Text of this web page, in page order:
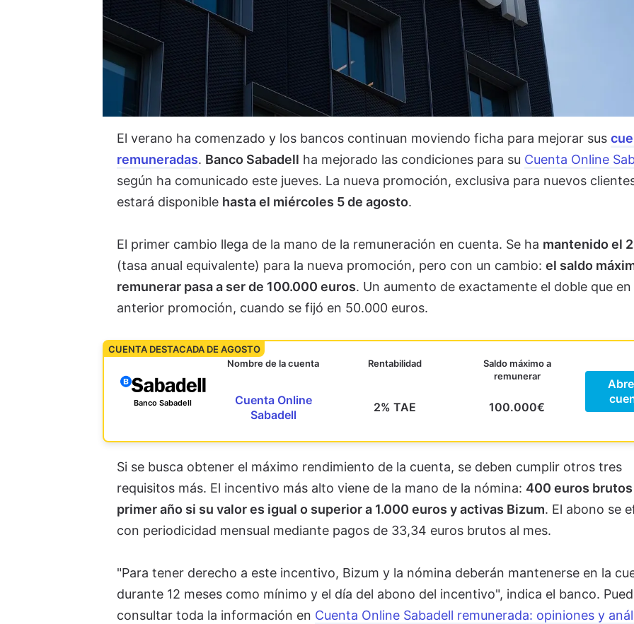
El verano ha comenzado y los bancos continuan moviendo ficha para mejorar sus
remuneradas. Banco Sabadell ha mejorado las condiciones para su Cuenta Online
según ha comunicado este jueves. La nueva promoción, exclusiva para nuevos
estará disponible hasta el miércoles 5 de agosto.
El primer cambio llega de la mano de la remuneración en cuenta. Se ha mantenido el
(tasa anual equivalente) para la nueva promoción, pero con un cambio: el saldo
remunerar pasa a ser de 100.000 euros. Un aumento de exactamente el doble que en
anterior promoción, cuando se fijó en 50.000 euros.
CUENTA DESTACADA DE AGOSTO
Banco Sabadell
Nombre de la cuenta
Cuenta Online
Sabadell
Rentabilidad
2% TAE
Saldo máximo a
remunerar
100.000€
Si se busca obtener el máximo rendimiento de la cuenta, se deben cumplir otros tres
requisitos más. El incentivo más alto viene de la mano de la nómina: 400 euros brutos
primer año si su valor es igual o superior a 1.000 euros y activas Bizum. El abono se
con periodicidad mensual mediante pagos de 33,34 euros brutos al mes.
"Para tener derecho a este incentivo, Bizum y la nómina deberán mantenerse en la
durante 12 meses como mínimo y el día del abono del incentivo", indica el banco.
consultar toda la información en Cuenta Online Sabadell remunerada: opiniones y